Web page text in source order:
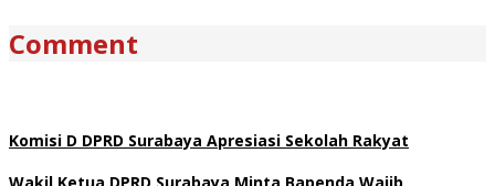
Comment
Komisi D DPRD Surabaya Apresiasi Sekolah Rakyat